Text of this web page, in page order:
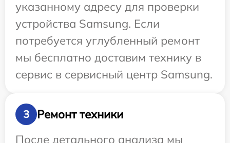
указанному адресу для проверки
устройства Samsung. Если
потребуется углубленный ремонт
мы бесплатно доставим технику в
сервис в сервисный центр Samsung.
3
Ремонт техники
После детального анализа мы